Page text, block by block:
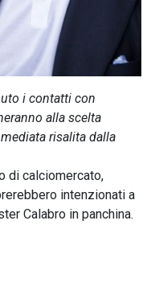
i contatti con
alla scelta
risalita dalla
di calciomercato,
intenzionati a
Calabro in panchina.